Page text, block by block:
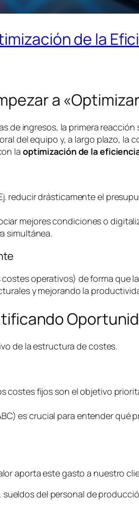
de la
a
de ingresos, la primera
del equipo y, a largo plazo, la
la optimización de la
reducir drásticamente el
mejores condiciones o
simultánea.
operativos) de forma que
y mejorando la
de la estructura de costes.
costes fijos son el objetivo
es crucial para entender qué
aporta este gasto a nuestro
sueldos del personal de